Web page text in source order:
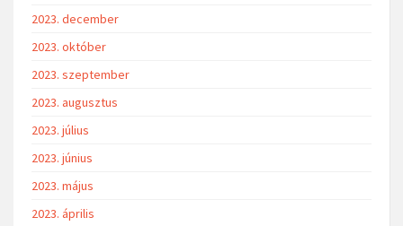
2023. december
2023. október
2023. szeptember
2023. augusztus
2023. július
2023. június
2023. május
2023. április